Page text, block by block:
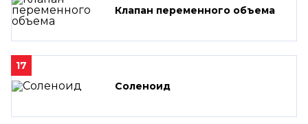
Клапан переменного объема
17
Соленоид